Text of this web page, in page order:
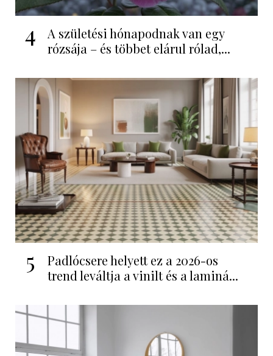
4
A születési hónapodnak van egy
rózsája – és többet elárul rólad,...
5
Padlócsere helyett ez a 2026-os
trend leváltja a vinilt és a laminá...